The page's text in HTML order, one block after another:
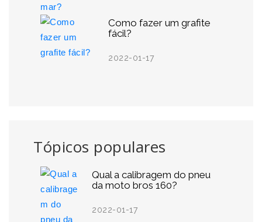
Como fazer um grafite
fácil?
2022-01-17
Tópicos populares
Qual a calibragem do pneu
da moto bros 160?
2022-01-17